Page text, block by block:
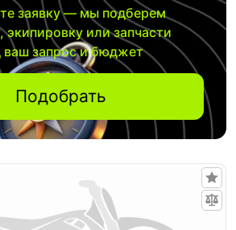
заявку — мы подберем
экипировку или запчасти
ваш запрос и бюджет
Подобрать